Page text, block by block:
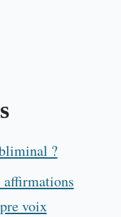
?
affirmations
voix